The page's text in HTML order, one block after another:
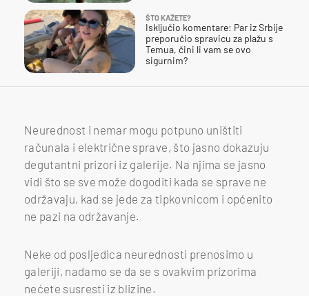
ŠTO KAŽETE?
Isključio komentare: Par iz Srbije
preporučio spravicu za plažu s
Temua, čini li vam se ovo
sigurnim?
Neurednost i nemar mogu potpuno uništiti
računala i električne sprave, što jasno dokazuju
degutantni prizori iz galerije. Na njima se jasno
vidi što se sve može dogoditi kada se sprave ne
održavaju, kad se jede za tipkovnicom i općenito
ne pazi na održavanje.
Neke od posljedica neurednosti prenosimo u
galeriji, nadamo se da se s ovakvim prizorima
nećete susresti iz blizine.